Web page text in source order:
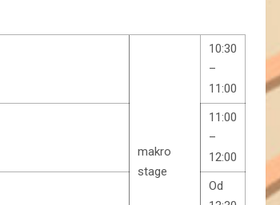
makro
stage
10:30
–
11:00
11:00
–
12:00
Od